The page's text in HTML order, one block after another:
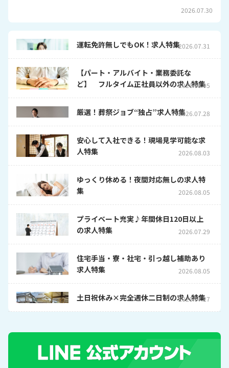
2026.07.30
運転免許無しでもOK！求人特集2026.07.31
【パート・アルバイト・業務委託な
ど】 フルタイム正社員以外の求人特集
2026.08.05
厳選！葬祭ジョブ“独占”求人特集2026.07.28
安心して入社できる！現場見学可能な求
人特集
2026.08.03
ゆっくり休める！夜間対応無しの求人特
集
2026.08.05
プライベート充実♪年間休日120日以上
の求人特集
2026.07.29
住宅手当・寮・社宅・引っ越し補助あり
求人特集
2026.08.05
土日祝休み×完全週休二日制の求人特集
2026.07.27